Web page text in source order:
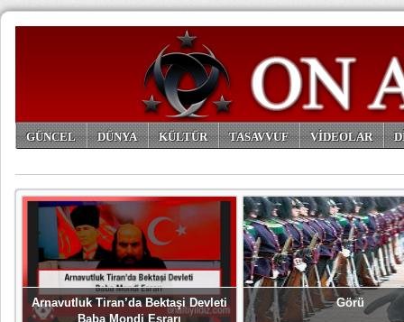
GÜNCEL DÜNYA KÜLTÜR TASAVVUF VİDEOLAR
Arnavutluk Tiran’da Bektaşi Devleti
Baba Mondi Esrarı
Görü